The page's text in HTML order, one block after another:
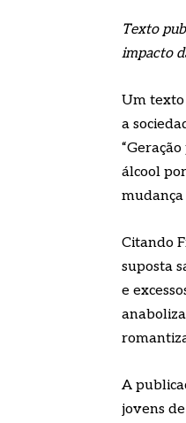
Texto
impacto
Um texto
a
álcool
Citando
suposta
e
A
jovens